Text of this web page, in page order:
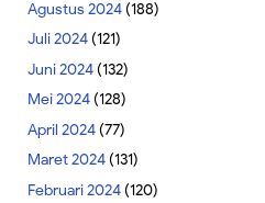
Agustus 2024(188)
Juli 2024(121)
Juni 2024(132)
Mei 2024(128)
April 2024(77)
Maret 2024(131)
Februari 2024(120)